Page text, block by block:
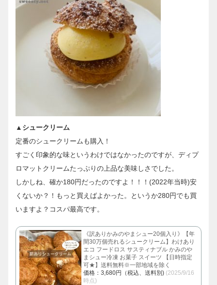
▲シュークリーム
定番のシュークリームも購入！
すごく印象的な味というわけではなかったのですが、ディプ
ロマットクリームたっぷりの上品な美味しさでした。
しかしね、確か180円だったのですよ！！！(2022年当時)安
くないか？！もっと買えばよかった。というか280円でも買
いますよ？コスパ最高です。
《訳ありかみのやまシュー20個入り》【年
間30万個売れるシュークリーム】わけあり
エコ フードロス サスティナブル かみのや
まシュー冷凍 お菓子 スイーツ 【日時指定
可★】送料無料※一部地域を除く
価格：3,680円（税込、送料別) (2025/9/16
時点)